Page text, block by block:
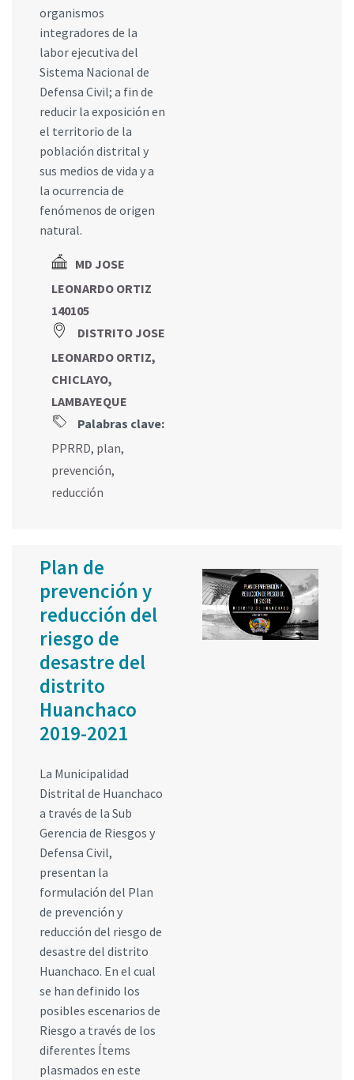
organismos
integradores de la
labor ejecutiva del
Sistema Nacional de
Defensa Civil; a fin de
reducir la exposición en
el territorio de la
población distrital y
sus medios de vida y a
la ocurrencia de
fenómenos de origen
natural.
MD JOSE
LEONARDO ORTIZ
140105
DISTRITO JOSE
LEONARDO ORTIZ,
CHICLAYO,
LAMBAYEQUE
Palabras clave:
PPRRD, plan,
prevención,
reducción
Plan de
prevención y
reducción del
riesgo de
desastre del
distrito
Huanchaco
2019-2021
La Municipalidad
Distrital de Huanchaco
a través de la Sub
Gerencia de Riesgos y
Defensa Civil,
presentan la
formulación del Plan
de prevención y
reducción del riesgo de
desastre del distrito
Huanchaco. En el cual
se han definido los
posibles escenarios de
Riesgo a través de los
diferentes Ítems
plasmados en este